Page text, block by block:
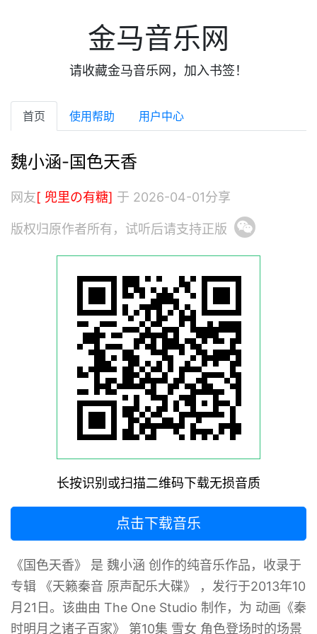
金马音乐网
请收藏金马音乐网，加入书签！
首页 使用帮助 用户中心
魏小涵-国色天香
网友[ 兜里の有糖] 于 2026-04-01分享
版权归原作者所有，试听后请支持正版
长按识别或扫描二维码下载无损音质
点击下载音乐
《国色天香》 是 魏小涵 创作的纯音乐作品，收录于
专辑 《天籁秦音 原声配乐大碟》 ，发行于2013年10
月21日。该曲由 The One Studio 制作，为 动画《秦
时明月之诸子百家》 第10集 雪女 角色登场时的场景